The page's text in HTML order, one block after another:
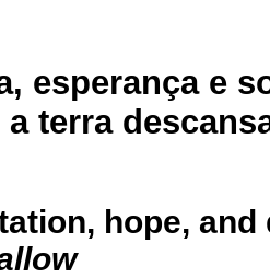
esperança e
a terra
hope, and